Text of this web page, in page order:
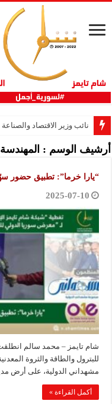
نائب وزير الاقتصاد والصناعة
أرشيف الوسم :
“يارا خرما”: تطبيق حضور
2025-07-10
شام تايمز – محمد سالم
مشهداني الدولية، على أرض
أكمل القراءة »